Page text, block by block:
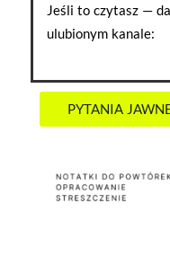
Jeśli to czytasz —
ulubionym kanale:
PYTANIA